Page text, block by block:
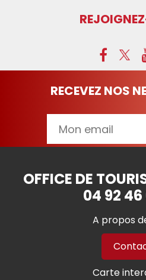
RECEVEZ NOS
OFFICE DE
04 92
A propos
Carte